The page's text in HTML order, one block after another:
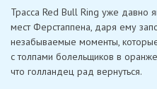
Трасса Red Bull Ring уже давно
мест Ферстаппена, даря ему
незабываемые моменты,
с толпами болельщиков в
что голландец рад вернуться.